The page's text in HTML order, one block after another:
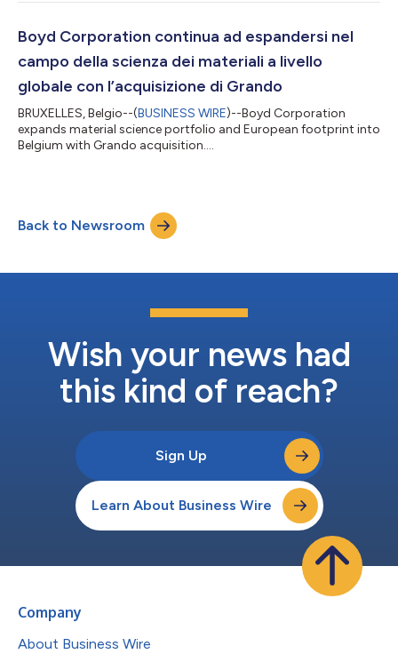
applicazioni di adesione alla cute nel settore altamente
regolamentato dei dispositivi medici. L’acquis...
Boyd Corporation continua ad espandersi nel
campo della scienza dei materiali a livello
globale con l’acquisizione di Grando
BRUXELLES, Belgio--(BUSINESS WIRE)--Boyd Corporation
expands material science portfolio and European footprint into
Belgium with Grando acquisition....
Back to Newsroom
Wish your news had
this kind of reach?
Sign Up
Learn About Business Wire
Company
About Business Wire